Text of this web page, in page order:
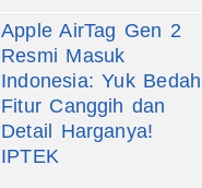
Apple AirTag Gen 2
Resmi Masuk
Indonesia: Yuk Bedah
Fitur Canggih dan
Detail Harganya!
IPTEK